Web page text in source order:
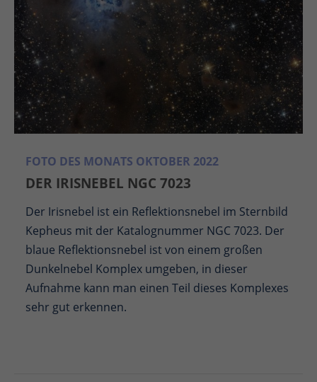
FOTO DES MONATS OKTOBER 2022
DER IRISNEBEL NGC 7023
Der Irisnebel ist ein Reflektionsnebel im Sternbild
Kepheus mit der Katalognummer NGC 7023. Der
blaue Reflektionsnebel ist von einem großen
Dunkelnebel Komplex umgeben, in dieser
Aufnahme kann man einen Teil dieses Komplexes
sehr gut erkennen.